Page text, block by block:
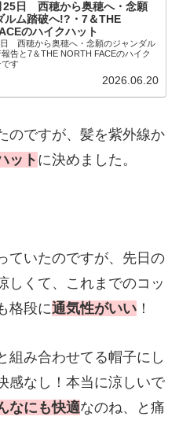
25日 西穂から奥穂へ・念願
ルム踏破へ!?・7＆THE
のハイクハット
西穂から奥穂へ・念願のジャンダル
告と7＆THE NORTH FACEのハイク
です
2026.06.20
のですが、髪を紫外線か
ットに決めました。
ていたのですが、先日の
しくて、これまでのコッ
格段に通気性がいい ！
組み合わせてる帽子にし
感なし！本当に涼しいで
なにも快適なのね、と痛